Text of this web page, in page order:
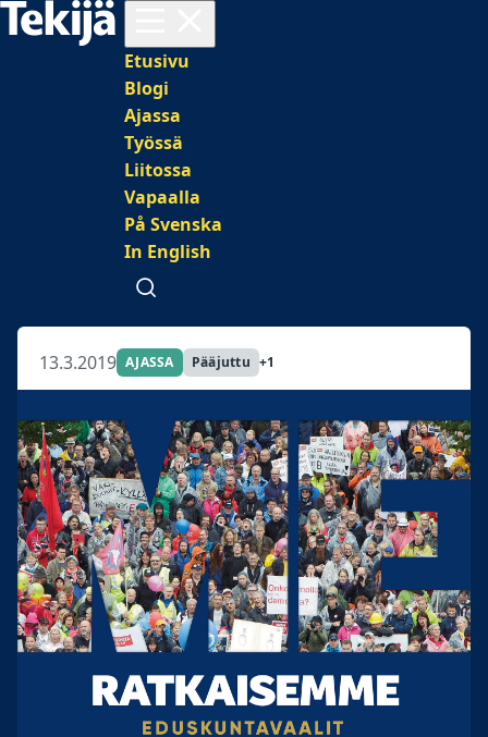
Päävalikko
Etusivu
Blogi
Ajassa
Työssä
Liitossa
Vapaalla
På Svenska
In English
Avaa haku
13.3.2019 AJASSA Pääjuttu +1